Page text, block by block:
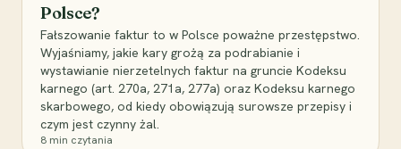
Polsce?
Fałszowanie faktur to w Polsce poważne przestępstwo.
Wyjaśniamy, jakie kary grożą za podrabianie i
wystawianie nierzetelnych faktur na gruncie Kodeksu
karnego (art. 270a, 271a, 277a) oraz Kodeksu karnego
skarbowego, od kiedy obowiązują surowsze przepisy i
czym jest czynny żal.
8 min czytania